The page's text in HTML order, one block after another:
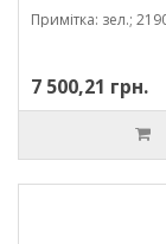
Примітка: зел.;
7 500,21 грн.